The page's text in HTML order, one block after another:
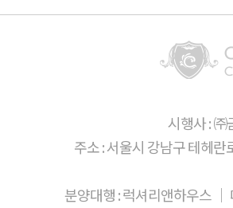
차량 5분~10
교육기관
지상레저까
주양아이디
총 두 가지
마련되어 있
완벽한 내부
차량 15분
가평 별장의
강남권에서
의료기관,
실생활에 불
공간에서 프
시행사 :
주소 : 서울시 강남구 테헤
분양대행 : 럭셔리앤하우스